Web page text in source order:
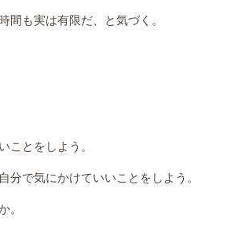
間も実は有限だ、と気づく。
ことをしよう。
分で気にかけていいことをしよう。
。